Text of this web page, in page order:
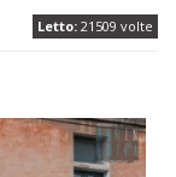
Letto: 21509 volte